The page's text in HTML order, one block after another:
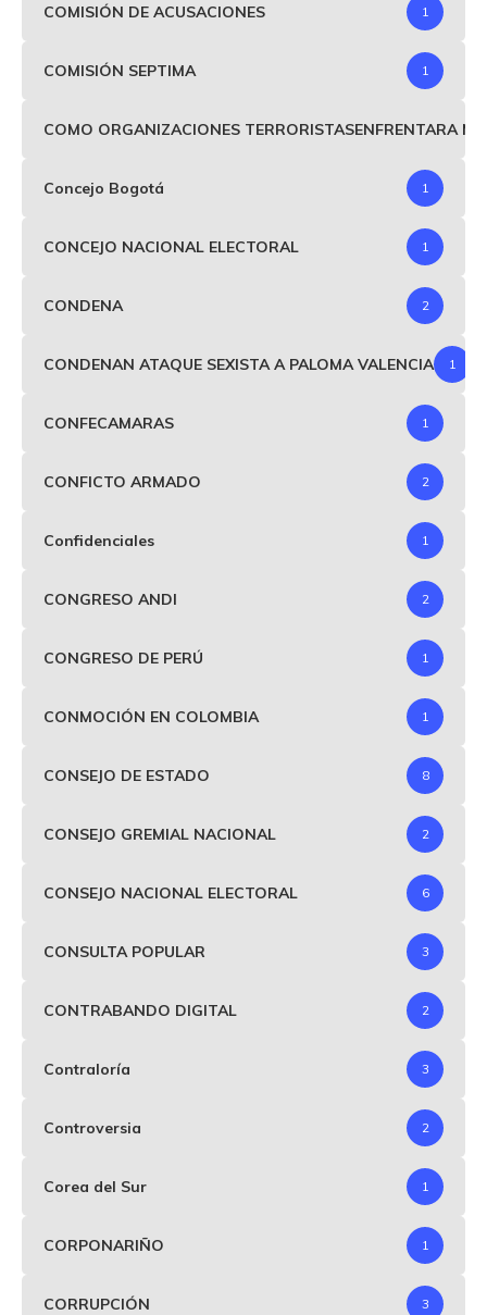
COMISIÓN DE ACUSACIONES 1
COMISIÓN SEPTIMA 1
COMO ORGANIZACIONES TERRORISTASENFRENTARA
Concejo Bogotá 1
CONCEJO NACIONAL ELECTORAL 1
CONDENA 2
CONDENAN ATAQUE SEXISTA A PALOMA VALENCIA 1
CONFECAMARAS 1
CONFICTO ARMADO 2
Confidenciales 1
CONGRESO ANDI 2
CONGRESO DE PERÚ 1
CONMOCIÓN EN COLOMBIA 1
CONSEJO DE ESTADO 8
CONSEJO GREMIAL NACIONAL 2
CONSEJO NACIONAL ELECTORAL 6
CONSULTA POPULAR 3
CONTRABANDO DIGITAL 2
Contraloría 3
Controversia 2
Corea del Sur 1
CORPONARIÑO 1
CORRUPCIÓN 3